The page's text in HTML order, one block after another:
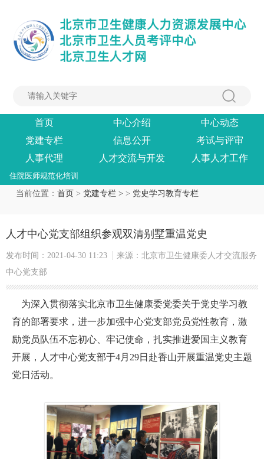
首页 中心介绍
中心动态
党建专栏
信息公开
考试与评审
人事代理
人才交流与开发 人事人才工作
住院医师规范化培训
当前位置： 首页 > 党建专栏 > > 党史学习教育专栏
人才中心党支部组织参观双清别墅重温党史
发布时间：2021-04-30 11:23
来源：北京市卫生健康委人才交流服务
中心党支部
为深入贯彻落实北京市卫生健康委党委关于党史学习教
育的部署要求，进一步加强中心党支部党员党性教育，激
励党员队伍不忘初心、牢记使命，扎实推进爱国主义教育
开展，人才中心党支部于4月29日赴香山开展重温党史主题
党日活动。